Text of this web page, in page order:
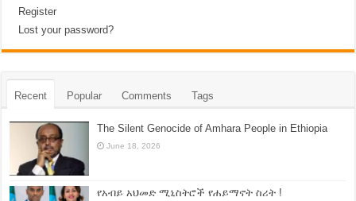
Register
Lost your password?
Recent Popular Comments Tags
The Silent Genocide of Amhara People in Ethiopia
June 18, 2026
የአብይ አህመድ ሚኒስትሮች የሐይማኖት ስሪት !